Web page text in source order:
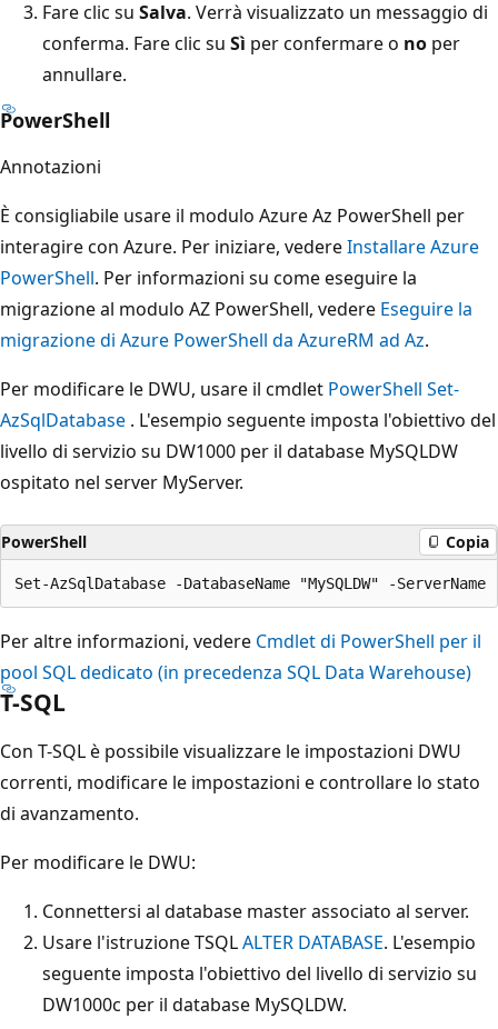
Fare clic su Salva. Verrà visualizzato un messaggio di
conferma. Fare clic su Sì per confermare o no per
annullare.
PowerShell
Annotazioni
È consigliabile usare il modulo Azure Az PowerShell per
interagire con Azure. Per iniziare, vedereInstallare Azure
PowerShell. Per informazioni su come eseguire la
migrazione al modulo AZ PowerShell, vedere Eseguire la
migrazione di Azure PowerShell da AzureRM ad Az.
Per modificare le DWU, usare il cmdlet PowerShell Set-
AzSqlDatabase . L'esempio seguente imposta l'obiettivo del
livello di servizio su DW1000 per il database MySQLDW
ospitato nel server MyServer.
PowerShell Copia
Per altre informazioni, vedere Cmdlet di PowerShell per il
pool SQL dedicato (in precedenza SQL Data Warehouse)
T-SQL
Con T-SQL è possibile visualizzare le impostazioni DWU
correnti, modificare le impostazioni e controllare lo stato
di avanzamento.
Per modificare le DWU:
Connettersi al database master associato al server.
Usare l'istruzione TSQLALTER DATABASE. L'esempio
seguente imposta l'obiettivo del livello di servizio su
DW1000c per il database MySQLDW.